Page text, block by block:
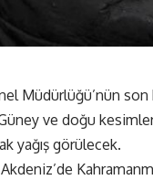
Müdürlüğü’nün son
ve doğu kesimler
yağış görülecek.
Akdeniz’de